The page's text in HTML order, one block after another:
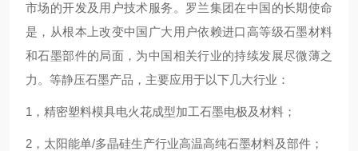
市场的开发及用户技术服务。罗兰集团在中国的长期使命
是，从根本上改变中国广大用户依赖进口高等级石墨材料
和石墨部件的局面，为中国相关行业的持续发展尽微薄之
力。等静压石墨产品，主要应用于以下几大行业：
1，精密塑料模具电火花成型加工石墨电极及材料；
2，太阳能单/多晶硅生产行业高温高纯石墨材料及部件；